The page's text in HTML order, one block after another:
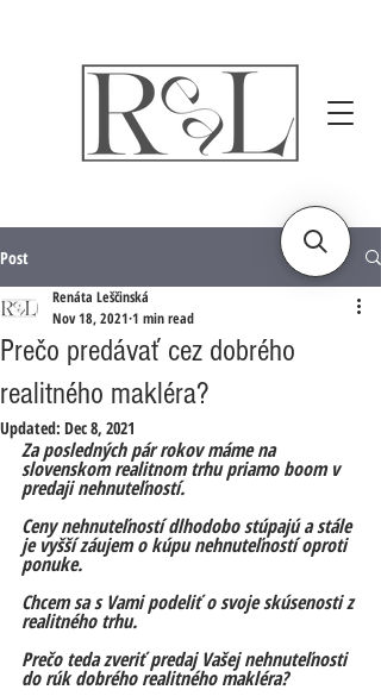
Post
Prečo predávať cez dobrého
realitného makléra?
Renáta Leščinská
Nov 18, 2021 1 min read
Updated: Dec 8, 2021
Za posledných pár rokov máme na
slovenskom realitnom trhu priamo boom v
predaji nehnuteľností.
Ceny nehnuteľností dlhodobo stúpajú a stále
je vyšší záujem o kúpu nehnuteľností oproti
ponuke.
Chcem sa s Vami podeliť o svoje skúsenosti z
realitného trhu.
Prečo teda zveriť predaj Vašej nehnuteľnosti
do rúk dobrého realitného makléra?